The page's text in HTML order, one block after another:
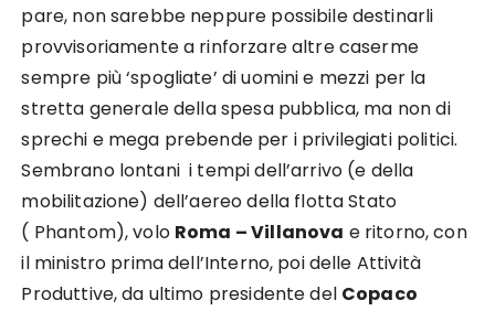
pare, non sarebbe neppure possibile destinarli
provvisoriamente a rinforzare altre caserme
sempre più ‘spogliate’ di uomini e mezzi per la
stretta generale della spesa pubblica, ma non di
sprechi e mega prebende per i privilegiati politici.
Sembrano lontani i tempi dell’arrivo (e della
mobilitazione) dell’aereo della flotta Stato
( Phantom), volo Roma – Villanova e ritorno, con
il ministro prima dell’Interno, poi delle Attività
Produttive, da ultimo presidente del Copaco